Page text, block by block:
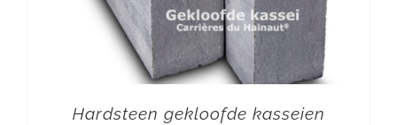
Hardsteen gekloofde kasseien